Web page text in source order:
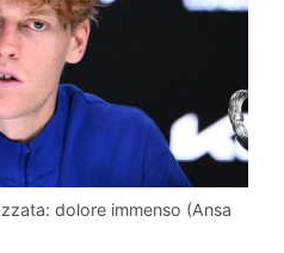
dolore immenso (Ansa